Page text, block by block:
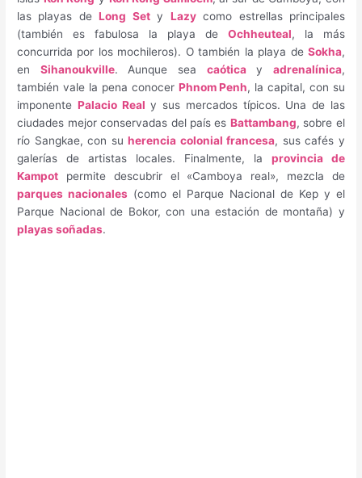
las playas deLong Sety Lazycomo estrellas principales
(también es fabulosa la playa de Ochheuteal, la más
concurrida por los mochileros). O también la playa de Sokha,
en Sihanoukville. Aunque sea caóticay adrenalínica,
también vale la pena conocer Phnom Penh, la capital, con su
imponente Palacio Real y sus mercados típicos. Una de las
ciudades mejor conservadas del país es Battambang, sobre el
río Sangkae, con suherencia colonial francesa, sus cafés y
galerías de artistas locales. Finalmente, la provincia de
Kampot permite descubrir el «Camboya real», mezcla de
parques nacionales (como el Parque Nacional de Kep y el
Parque Nacional de Bokor, con una estación de montaña) y
playas soñadas.